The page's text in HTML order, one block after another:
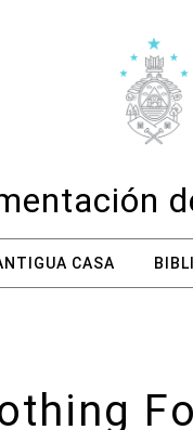
CASA